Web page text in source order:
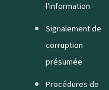
l'information
Signalement de
corruption
présumée
Procédures de